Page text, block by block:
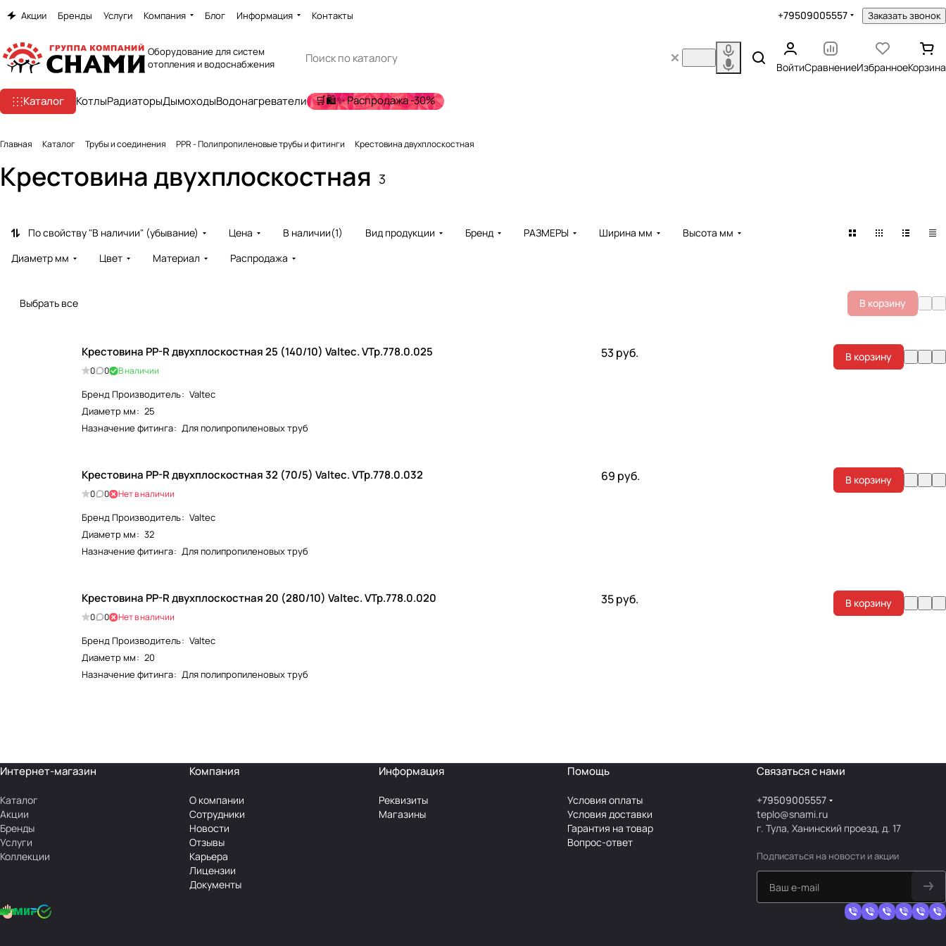
Акции Бренды Услуги Компания Блог Информация Контакты +79509005557 Заказать звонок
Оборудование для систем
отопления и водоснабжения
ВойтиСравнениеИзбранноеКорзина
Каталог КотлыРадиаторыДымоходыВодонагреватели 🛒🛍️✨ Распродажа -30%
Главная Каталог Трубы и соединения PPR - Полипропиленовые трубы и фитинги Крестовина двухплоскостная
Крестовина двухплоскостная 3
По свойству "В наличии" (убывание) Цена В наличии(1) Вид продукции Бренд РАЗМЕРЫ Ширина мм
Высота мм
Диаметр мм
Цвет Материал Распродажа
Выбрать все В корзину
Крестовина PP-R двухплоскостная 25 (140/10) Valtec. VTp.778.0.025
0 0 В наличии
53 руб. В корзину
Бренд Производитель: Valtec
Диаметр мм: 25
Назначение фитинга: Для полипропиленовых труб
Крестовина PP-R двухплоскостная 32 (70/5) Valtec. VTp.778.0.032
0 0 Нет в наличии
69 руб. В корзину
Бренд Производитель: Valtec
Диаметр мм: 32
Назначение фитинга: Для полипропиленовых труб
Крестовина PP-R двухплоскостная 20 (280/10) Valtec. VTp.778.0.020
0 0 Нет в наличии
35 руб. В корзину
Бренд Производитель: Valtec
Диаметр мм: 20
Назначение фитинга: Для полипропиленовых труб
Интернет-магазин
Каталог
Акции
Бренды
Услуги
Коллекции
Компания
О компании
Сотрудники
Новости
Отзывы
Карьера
Лицензии
Документы
Информация
Реквизиты
Магазины
Помощь
Условия оплаты
Условия доставки
Гарантия на товар
Вопрос-ответ
Связаться с нами
+79509005557
teplo@snami.ru
г. Тула, Ханинский проезд, д. 17
Подписаться на новости и акции